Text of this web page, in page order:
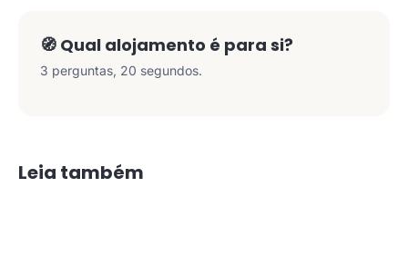
🧭 Qual alojamento é para si?
3 perguntas, 20 segundos.
Leia também